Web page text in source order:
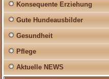
Konsequente Erziehung
Gute Hundeausbilder
Gesundheit
Pflege
Aktuelle NEWS